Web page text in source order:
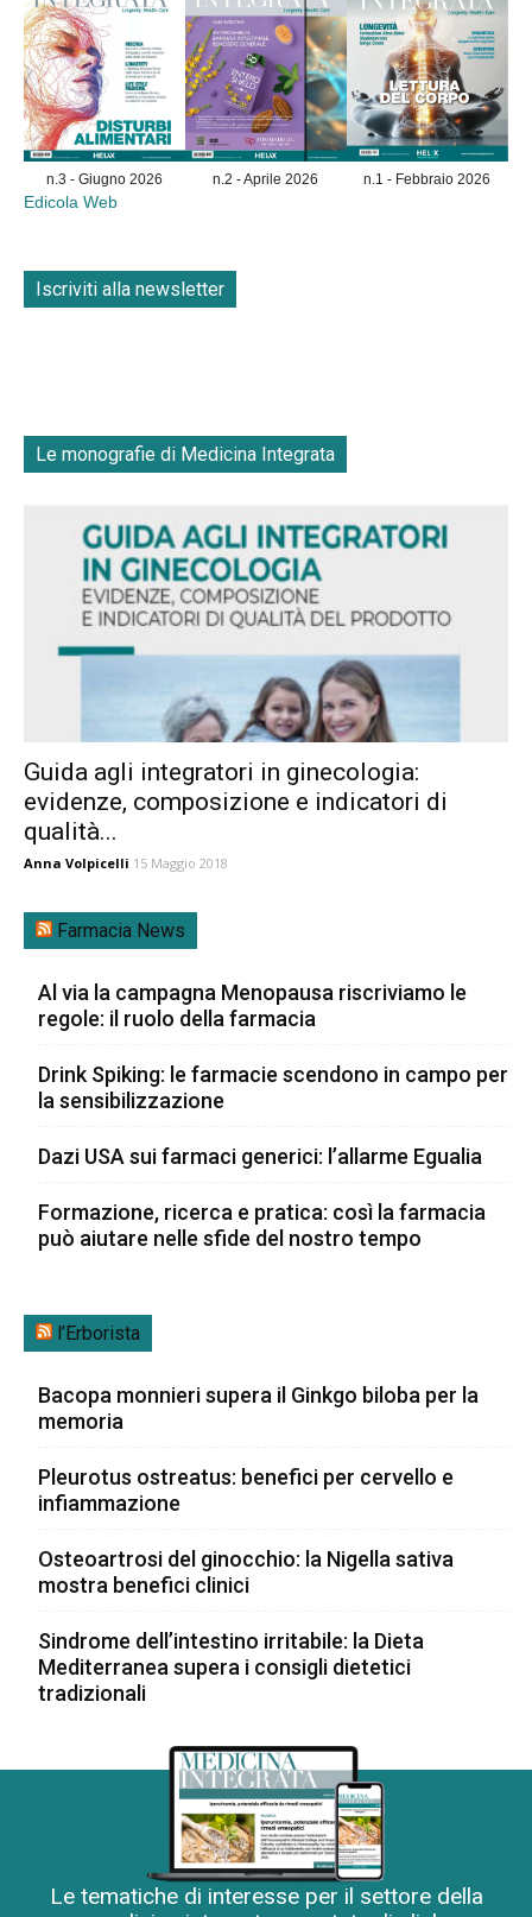
n.3 - Giugno 2026 n.2 - Aprile 2026 n.1 - Febbraio 2026
Edicola Web
Iscriviti alla newsletter
Le monografie di Medicina Integrata
Guida agli integratori in ginecologia:
evidenze, composizione e indicatori di
qualità...
Anna Volpicelli 15 Maggio 2018
Farmacia News
Al via la campagna Menopausa riscriviamo le
regole: il ruolo della farmacia
Drink Spiking: le farmacie scendono in campo per
la sensibilizzazione
Dazi USA sui farmaci generici: l’allarme Egualia
Formazione, ricerca e pratica: così la farmacia
può aiutare nelle sfide del nostro tempo
l’Erborista
Bacopa monnieri supera il Ginkgo biloba per la
memoria
Pleurotus ostreatus: benefici per cervello e
infiammazione
Osteoartrosi del ginocchio: la Nigella sativa
mostra benefici clinici
Sindrome dell’intestino irritabile: la Dieta
Mediterranea supera i consigli dietetici
tradizionali
Le tematiche di interesse per il settore della